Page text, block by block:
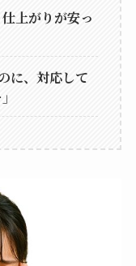
上がりが安っ
に、対応して